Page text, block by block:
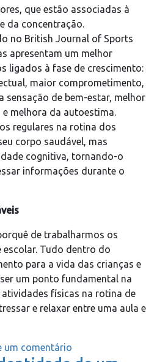
que estão associadas à
da concentração.
no British Journal of Sports
apresentam um melhor
ligados à fase de crescimento:
maior comprometimento,
de bem-estar, melhor
melhora da autoestima.
regulares na rotina dos
corpo saudável, mas
cognitiva, tornando-o
informações durante o
de trabalharmos os
Tudo dentro do
para a vida das crianças e
um ponto fundamental na
atividades físicas na rotina de
e relaxar entre uma aula e
um comentário